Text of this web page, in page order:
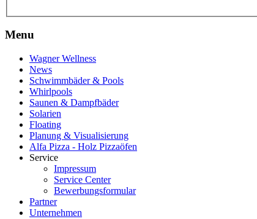
Menu
Wagner Wellness
News
Schwimmbäder & Pools
Whirlpools
Saunen & Dampfbäder
Solarien
Floating
Planung & Visualisierung
Alfa Pizza - Holz Pizzaöfen
Service
Impressum
Service Center
Bewerbungsformular
Partner
Unternehmen